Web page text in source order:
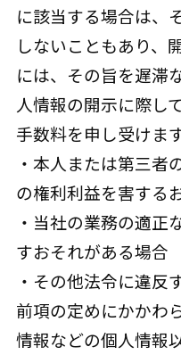
に該当する場合は、
しないこともあり、
には、その旨を遅滞
人情報の開示に際し
手数料を申し受けます
・本人または第三者
の権利利益を害する
・当社の業務の適正
すおそれがある場合
・その他法令に違反
前項の定めにかかわ
情報などの個人情報